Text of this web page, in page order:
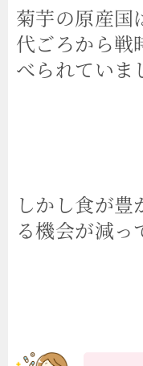
菊芋の原産国
代ごろから戦
べられていま
しかし食が
る機会が減っ